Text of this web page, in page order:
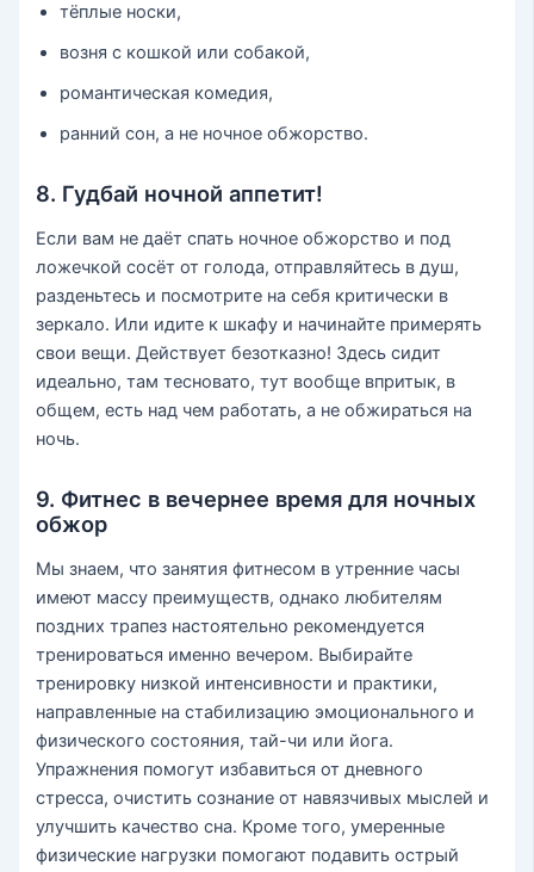
тёплые носки,
возня с кошкой или собакой,
романтическая комедия,
ранний сон, а не ночное обжорство.
8. Гудбай ночной аппетит!
Если вам не даёт спать ночное обжорство и под
ложечкой сосёт от голода, отправляйтесь в душ,
разденьтесь и посмотрите на себя критически в
зеркало. Или идите к шкафу и начинайте примерять
свои вещи. Действует безотказно! Здесь сидит
идеально, там тесновато, тут вообще впритык, в
общем, есть над чем работать, а не обжираться на
ночь.
9. Фитнес в вечернее время для ночных
обжор
Мы знаем, что занятия фитнесом в утренние часы
имеют массу преимуществ, однако любителям
поздних трапез настоятельно рекомендуется
тренироваться именно вечером. Выбирайте
тренировку низкой интенсивности и практики,
направленные на стабилизацию эмоционального и
физического состояния, тай-чи или йога.
Упражнения помогут избавиться от дневного
стресса, очистить сознание от навязчивых мыслей и
улучшить качество сна. Кроме того, умеренные
физические нагрузки помогают подавить острый